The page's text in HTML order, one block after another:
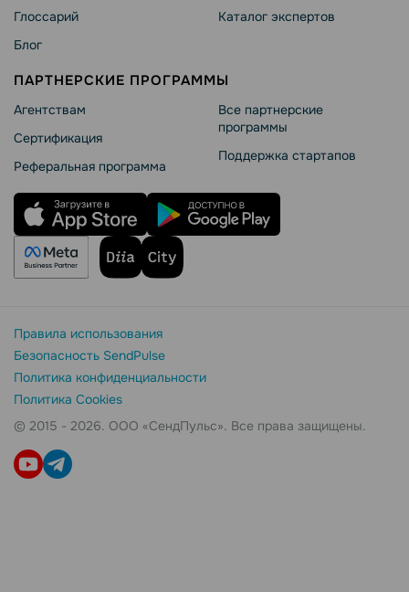
Глоссарий
Блог
Каталог экспертов
ПАРТНЕРСКИЕ ПРОГРАММЫ
Агентствам
Сертификация
Реферальная программа
Все партнерские
программы
Поддержка стартапов
Правила использования
Безопасность SendPulse
Политика конфиденциальности
Политика Cookies
© 2015 - 2026. ООО «СендПульс». Все права защищены.